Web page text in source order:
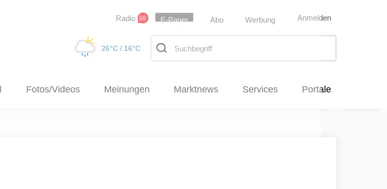
Radio E-Paper Abo Werbung Anmelden
26°C / 16°C
Fotos/Videos Meinungen Marktnews Services Portale